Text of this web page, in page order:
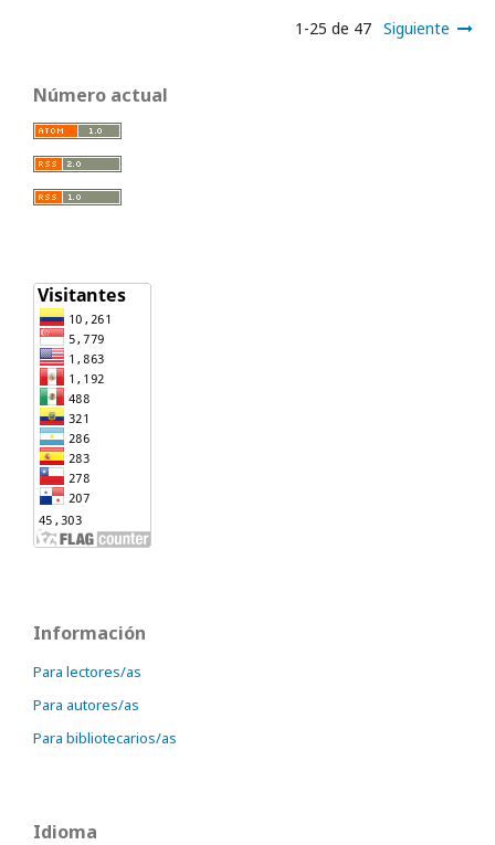
1-25 de 47 Siguiente
Número actual
Información
Para lectores/as
Para autores/as
Para bibliotecarios/as
Idioma